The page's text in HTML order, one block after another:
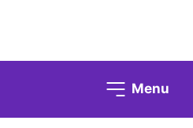
Menu